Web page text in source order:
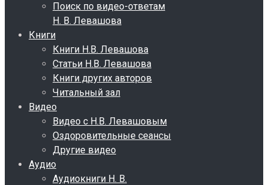
Поиск по видео-ответам
Н. В. Левашова
Книги
Книги Н.В. Левашова
Статьи Н.В. Левашова
Книги других авторов
Читальный зал
Видео
Видео с Н.В. Левашовым
Оздоровительные сеансы
Другие видео
Аудио
Аудиокниги Н. В.